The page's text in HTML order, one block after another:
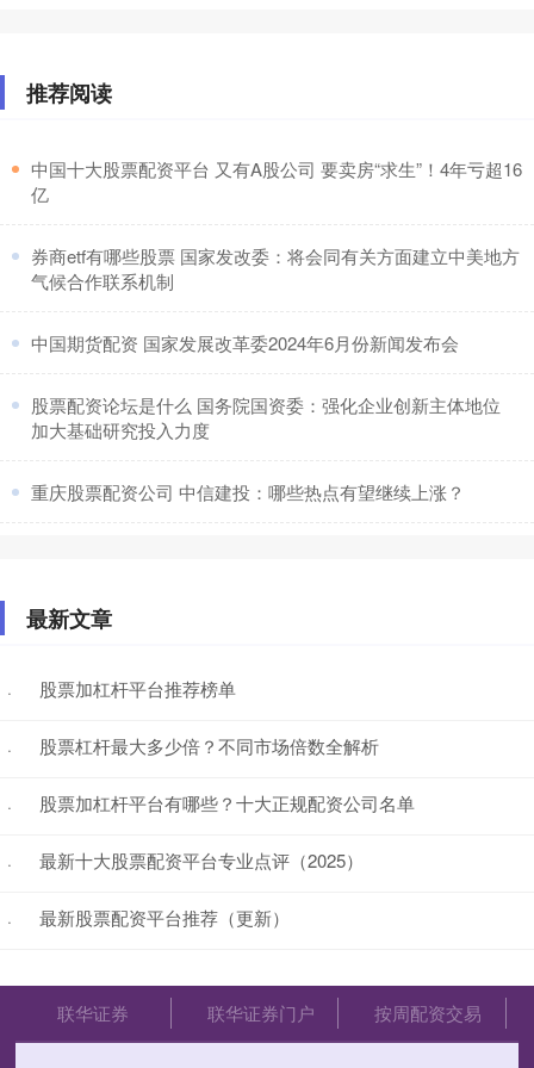
推荐阅读
​中国十大股票配资平台 又有A股公司 要卖房“求生”！4年亏超16
亿
​券商etf有哪些股票 国家发改委：将会同有关方面建立中美地方
气候合作联系机制
​中国期货配资 国家发展改革委2024年6月份新闻发布会
​股票配资论坛是什么 国务院国资委：强化企业创新主体地位
加大基础研究投入力度
​重庆股票配资公司 中信建投：哪些热点有望继续上涨？
最新文章
· 股票加杠杆平台推荐榜单
· 股票杠杆最大多少倍？不同市场倍数全解析
· 股票加杠杆平台有哪些？十大正规配资公司名单
· 最新十大股票配资平台专业点评（2025）
· 最新股票配资平台推荐（更新）
联华证券 联华证券门户 按周配资交易